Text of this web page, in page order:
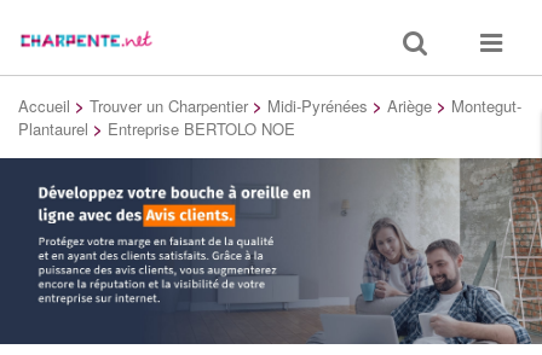
Toggle
search
Toggle
Accueil > Trouver un Charpentier > Midi-Pyrénées > Ariège > Montegut-
Plantaurel > Entreprise BERTOLO NOE